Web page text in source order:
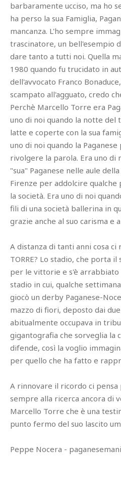
barbaramente ucciso, ma ho
ha perso la sua Famiglia,
mancanza. L'ho sempre
trascinatore, un bell'esempio
dare tanto a tutti noi. Quella
1980 quando fu trucidato in
dell'avvocato Franco
scampato all'agguato, credo
Perchè Marcello Torre era
uno di noi quando la notte del
latte e coperte con la sua
uno di noi quando la
rivolgere la parola. Era uno di
"sua" Paganese nelle aule
Firenze per addolcire qualche
la società. Era uno di noi
fili di una società ballerina in
grazie anche al suo carisma e
A distanza di tanti anni cosa ci
TORRE? Lo stadio, che porta
per le vittorie e s'è arrabbiato
stadio in cui, qualche
giocò un derby Paganese-
mazzo di fiori, deposto dai
abitualmente occupava in
gigantografia che sorveglia la
difende, così la voglio
per quello che ha fatto e
A rinnovare il ricordo ci pensa
sempre alla ricerca ancora di
Marcello Torre che è una
punto fermo del suo lascito
Peppe Nocera -